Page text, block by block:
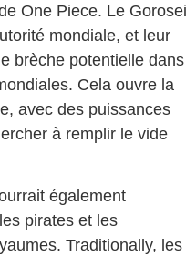
One Piece. Le Gorosei
mondiale, et leur
brèche potentielle dans
Cela ouvre la
avec des puissances
à remplir le vide
également
pirates et les
Traditionally, les